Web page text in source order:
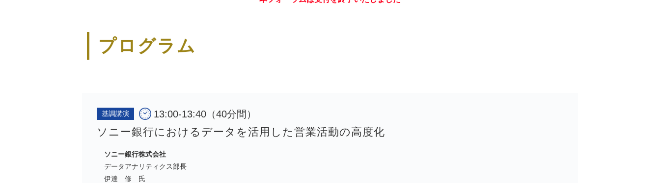
プログラム
基調講演 13:00-13:40（40分間）
ソニー銀行におけるデータを活用した営業活動の高度化
ソニー銀行株式会社
データアナリティクス部長
伊達 修 氏